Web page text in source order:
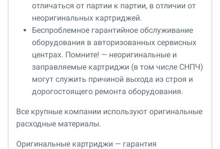
отличаться от партии к партии, в отличии от
неоригинальных картриджей.
Беспроблемное гарантийное обслуживание
оборудования в авторизованных сервисных
центрах. Помните! — неоригинальные и
заправляемые картриджи (в том числе СНПЧ)
могут служить причиной выхода из строя и
дорогостоящего ремонта оборудования.
Все крупные компании используют оригинальные
расходные материалы.
Оригинальные картриджи — гарантия